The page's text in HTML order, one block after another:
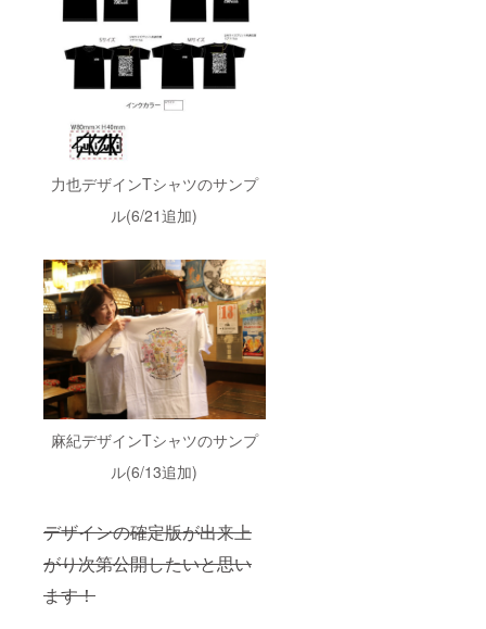
力也デザインTシャツのサンプ
ル(6/21追加)
麻紀デザインTシャツのサンプ
ル(6/13追加)
デザインの確定版が出来上
がり次第公開したいと思い
ます！